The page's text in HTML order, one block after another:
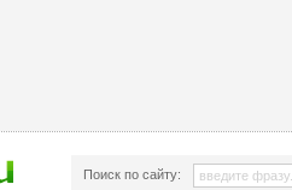
Поиск по сайту: